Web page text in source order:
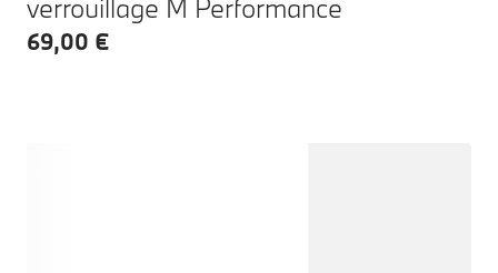
verrouillage M Performance
69,00 €